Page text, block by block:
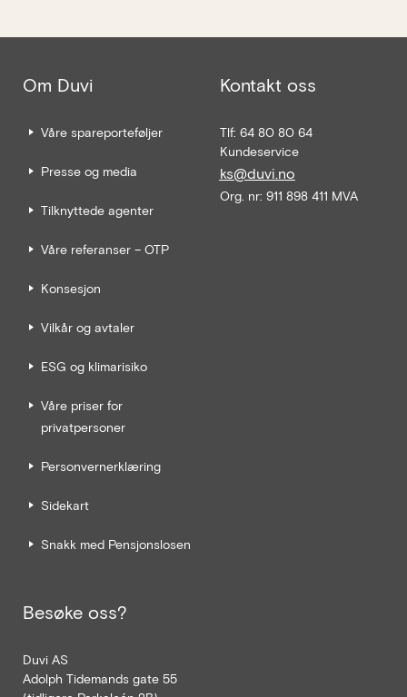
Om Duvi
Våre spareporteføljer
Presse og media
Tilknyttede agenter
Våre referanser – OTP
Konsesjon
Vilkår og avtaler
ESG og klimarisiko
Våre priser for
privatpersoner
Personvernerklæring
Sidekart
Snakk med Pensjonslosen
Kontakt oss
Tlf: 64 80 80 64
Kundeservice
ks@duvi.no
Org. nr: 911 898 411 MVA
Besøke oss?
Duvi AS
Adolph Tidemands gate 55